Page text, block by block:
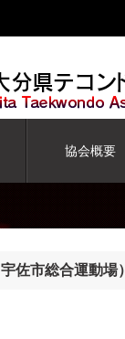
協会概要
佐市総合運動場）